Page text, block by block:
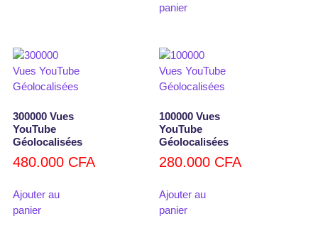
panier
300000 Vues
YouTube
Géolocalisées
480.000 CFA
Ajouter au
panier
100000 Vues
YouTube
Géolocalisées
280.000 CFA
Ajouter au
panier